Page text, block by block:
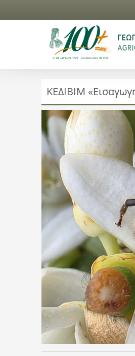
ΚΕΔΙΒΙΜ